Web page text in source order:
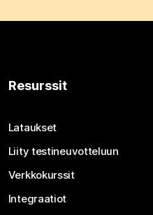
Resurssit
Lataukset
Liity testineuvotteluun
Verkkokurssit
Integraatiot